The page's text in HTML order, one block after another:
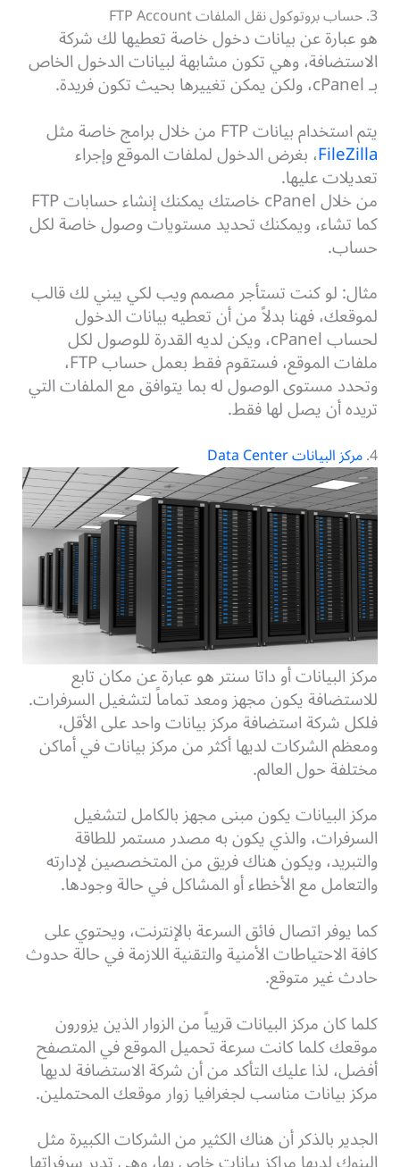
3. حساب بروتوكول نقل الملفات FTP Account
هو عبارة عن بيانات دخول خاصة تعطيها لك شركة
الاستضافة، وهي تكون مشابهة لبيانات الدخول الخاص
بـ cPanel، ولكن يمكن تغييرها بحيث تكون فريدة.
يتم استخدام بيانات FTP من خلال برامج خاصة مثل
FileZilla، بغرض الدخول لملفات الموقع وإجراء
تعديلات عليها.
من خلال cPanel خاصتك يمكنك إنشاء حسابات FTP
كما تشاء، ويمكنك تحديد مستويات وصول خاصة لكل
حساب.
مثال: لو كنت تستأجر مصمم ويب لكي يبني لك قالب
لموقعك، فهنا بدلاً من أن تعطيه بيانات الدخول
لحساب cPanel، ويكن لديه القدرة للوصول لكل
ملفات الموقع، فستقوم فقط بعمل حساب FTP،
وتحدد مستوى الوصول له بما يتوافق مع الملفات التي
تريده أن يصل لها فقط.
4. مركز البيانات Data Center
مركز البيانات أو داتا سنتر هو عبارة عن مكان تابع
للاستضافة يكون مجهز ومعد تماماً لتشغيل السرفرات.
فلكل شركة استضافة مركز بيانات واحد على الأقل،
ومعظم الشركات لديها أكثر من مركز بيانات في أماكن
مختلفة حول العالم.
مركز البيانات يكون مبنى مجهز بالكامل لتشغيل
السرفرات، والذي يكون به مصدر مستمر للطاقة
والتبريد، ويكون هناك فريق من المتخصصين لإدارته
والتعامل مع الأخطاء أو المشاكل في حالة وجودها.
كما يوفر اتصال فائق السرعة بالإنترنت، ويحتوي على
كافة الاحتياطات الأمنية والتقنية اللازمة في حالة حدوث
حادث غير متوقع.
كلما كان مركز البيانات قريباً من الزوار الذين يزورون
موقعك كلما كانت سرعة تحميل الموقع في المتصفح
أفضل، لذا عليك التأكد من أن شركة الاستضافة لديها
مركز بيانات مناسب لجغرافيا زوار موقعك المحتملين.
الجدير بالذكر أن هناك الكثير من الشركات الكبيرة مثل